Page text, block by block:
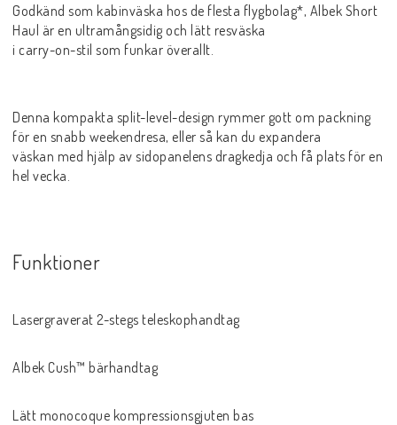
Godkänd som kabinväska hos de flesta flygbolag*, Albek Short
Haul är en ultramångsidig och lätt resväska
i carry-on-stil som funkar överallt.
Denna kompakta split-level-design rymmer gott om packning
för en snabb weekendresa, eller så kan du expandera
väskan med hjälp av sidopanelens dragkedja och få plats för en
hel vecka.
Funktioner
Lasergraverat 2-stegs teleskophandtag
Albek Cush™ bärhandtag
Lätt monocoque kompressionsgjuten bas